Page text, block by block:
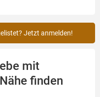
Jetzt anmelden!
mit
finden